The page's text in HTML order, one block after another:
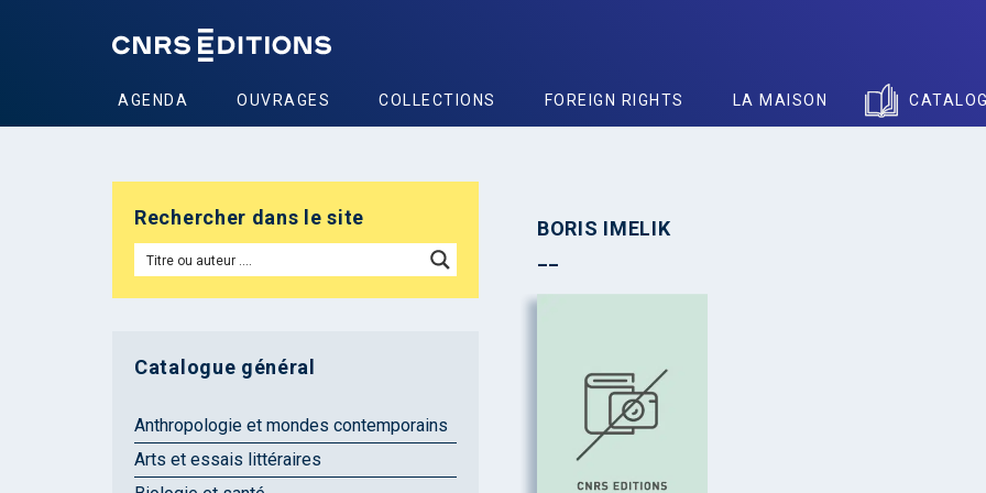
AGENDA OUVRAGES COLLECTIONS FOREIGN RIGHTS LA MAISON
BORIS IMELIK
Rechercher dans le site
Catalogue général
Anthropologie et mondes contemporains
Arts et essais littéraires